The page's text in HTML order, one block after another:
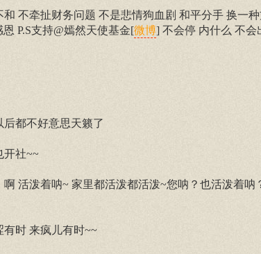
不牵扯财务问题 不是悲情狗血剧 和平分手 换一
P.S支持@嫣然天使基金[微博] 不会停 内什么 不会
都不好意思天籁了
开社~~
活泼着呐~ 家里都活泼都活泼~您呐？也活泼着
时 来疯儿有时~~